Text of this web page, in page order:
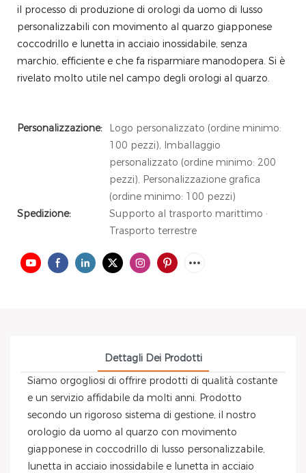
il processo di produzione di orologi da uomo di lusso
personalizzabili con movimento al quarzo giapponese
coccodrillo e lunetta in acciaio inossidabile, senza
marchio, efficiente e che fa risparmiare manodopera. Si è
rivelato molto utile nel campo degli orologi al quarzo.
Personalizzazione:
Logo personalizzato (ordine minimo:
100 pezzi), Imballaggio
personalizzato (ordine minimo: 200
pezzi), Personalizzazione grafica
(ordine minimo: 100 pezzi)
Spedizione:
Supporto al trasporto marittimo ·
Trasporto terrestre
Dettagli Dei Prodotti
Siamo orgogliosi di offrire prodotti di qualità costante
e un servizio affidabile da molti anni. Prodotto
secondo un rigoroso sistema di gestione, il nostro
orologio da uomo al quarzo con movimento
giapponese in coccodrillo di lusso personalizzabile,
lunetta in acciaio inossidabile e lunetta in acciaio